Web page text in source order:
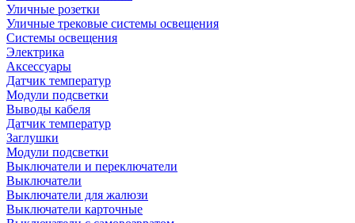
Уличные розетки
Уличные трековые системы освещения
Системы освещения
Электрика
Аксессуары
Датчик температур
Модули подсветки
Выводы кабеля
Датчик температур
Заглушки
Модули подсветки
Выключатели и переключатели
Выключатели
Выключатели для жалюзи
Выключатели карточные